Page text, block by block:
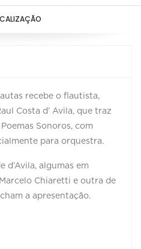
recebe o flautista,
Costa d’ Avila, que traz
Sonoros, com
para orquestra.
d’Avila, algumas em
Chiaretti e outra de
a apresentação.